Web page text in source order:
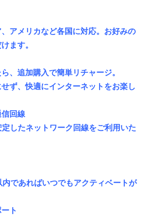
アメリカなど各国に対応。お好みの
ます。
、追加購入で簡単リチャージ。
ず、快適にインターネットをお楽し
回線
したネットワーク回線をご利用いた
であればいつでもアクティベートが
ト